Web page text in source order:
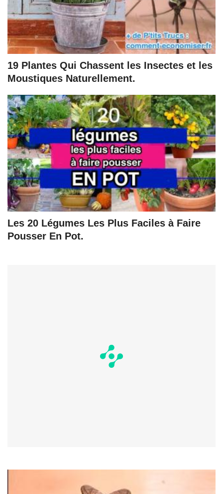
19 Plantes Qui Chassent les Insectes et les
Moustiques Naturellement.
Les 20 Légumes Les Plus Faciles à Faire
Pousser En Pot.